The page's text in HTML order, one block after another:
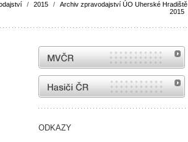
/ 2015 /
Archiv zpravodajství ÚO Uherské Hradiště
2015
MVČR
internetové stránky Hasiči ČR
ODKAZY